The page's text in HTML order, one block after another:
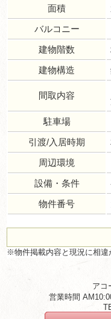
面積
バルコニー
建物階数
建物構造
間取内容
駐車場
引渡/入居時期
周辺環境
設備・条件
物件番号
※物件掲載内容と現況に相違
アコ
営業時間